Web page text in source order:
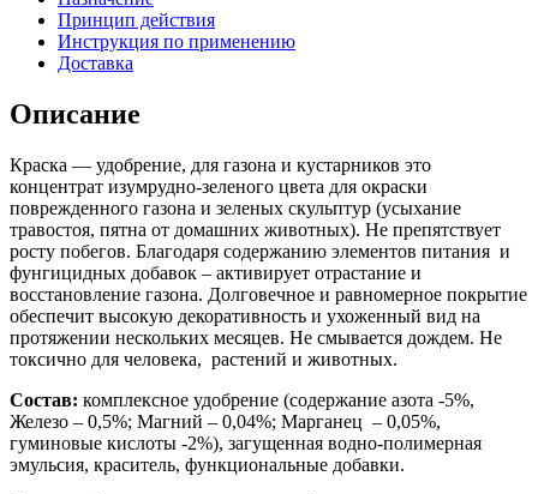
Принцип действия
Инструкция по применению
Доставка
Описание
Краска — удобрение, для газона и кустарников это
концентрат изумрудно-зеленого цвета для окраски
поврежденного газона и зеленых скульптур (усыхание
травостоя, пятна от домашних животных). Не препятствует
росту побегов. Благодаря содержанию элементов питания и
фунгицидных добавок – активирует отрастание и
восстановление газона. Долговечное и равномерное покрытие
обеспечит высокую декоративность и ухоженный вид на
протяжении нескольких месяцев. Не смывается дождем. Не
токсично для человека, растений и животных.
Состав: комплексное удобрение (содержание азота -5%,
Железо – 0,5%; Магний – 0,04%; Марганец – 0,05%,
гуминовые кислоты -2%), загущенная водно-полимерная
эмульсия, краситель, функциональные добавки.